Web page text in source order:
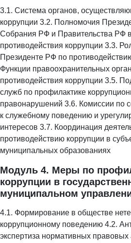
3.1. Система органов,
коррупции 3.2. Полномочия
Собрания РФ и Правительства РФ
противодействия коррупции 3.3.
Президенте РФ по
Функции правоохранительных
противодействия коррупции 3.5.
служб по профилактике
правонарушений 3.6. Комиссии по
к служебному поведению и
интересов 3.7. Координация
противодействию коррупции в
муниципальных образованиях
Модуль 4. Меры по
коррупции в
муниципальном
4.1. Формирование в обществе
коррупционному поведению 4.2.
экспертиза нормативных правовых